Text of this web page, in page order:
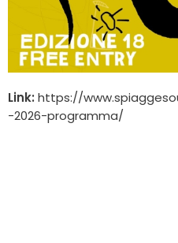
Link: https://
-2026-programma/